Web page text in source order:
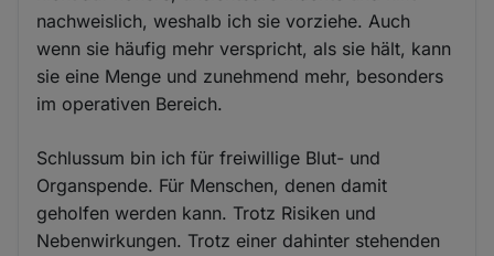
nachweislich, weshalb ich sie vorziehe. Auch
wenn sie häufig mehr verspricht, als sie hält, kann
sie eine Menge und zunehmend mehr, besonders
im operativen Bereich.
Schlussum bin ich für freiwillige Blut- und
Organspende. Für Menschen, denen damit
geholfen werden kann. Trotz Risiken und
Nebenwirkungen. Trotz einer dahinter stehenden